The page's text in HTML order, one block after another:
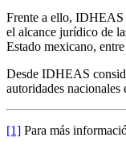
Frente a ello, IDHEAS
el alcance jurídico de
Estado mexicano,
Desde IDHEAS
autoridades nacionales
[1] Para más